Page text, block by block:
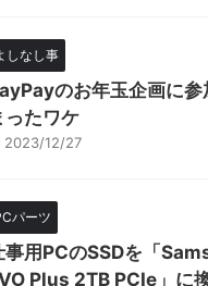
しなし事
のお年玉企画に参
ったワケ
2023/12/27
パーツ
事用PCのSSDを「
Plus 2TB PCIe」に